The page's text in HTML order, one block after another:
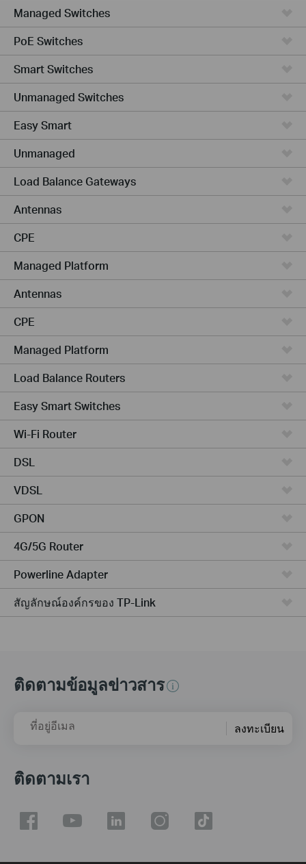
Managed Switches
PoE Switches
Smart Switches
Unmanaged Switches
Easy Smart
Unmanaged
Load Balance Gateways
Antennas
CPE
Managed Platform
Antennas
CPE
Managed Platform
Load Balance Routers
Easy Smart Switches
Wi-Fi Router
DSL
VDSL
GPON
4G/5G Router
Powerline Adapter
สัญลักษณ์องค์กรของ TP-Link
ติดตามข้อมูลข่าวสาร
ที่อยู่อีเมล ลงทะเบียน
ติดตามเรา